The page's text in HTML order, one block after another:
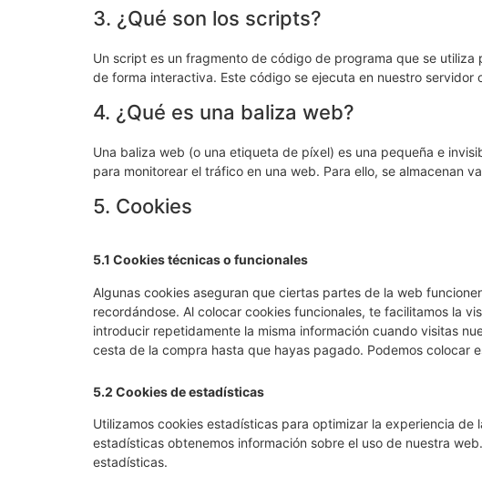
3. ¿Qué son los scripts?
Un script es un fragmento de código de programa que se
de forma interactiva. Este código se ejecuta en nuestro servidor
4. ¿Qué es una baliza web?
Una baliza web (o una etiqueta de píxel) es una pequeña e
para monitorear el tráfico en una web. Para ello, se almacenan
5. Cookies
5.1 Cookies técnicas o funcionales
Algunas cookies aseguran que ciertas partes de la web
recordándose. Al colocar cookies funcionales, te facilitamos la
introducir repetidamente la misma información cuando visitas
cesta de la compra hasta que hayas pagado. Podemos colocar
5.2 Cookies de estadísticas
Utilizamos cookies estadísticas para optimizar la experiencia de
estadísticas obtenemos información sobre el uso de nuestra
estadísticas.